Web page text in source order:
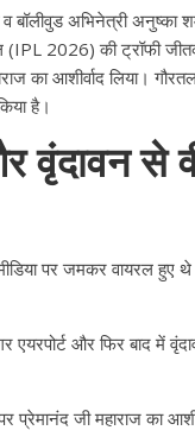
अभिनेत्री अनुष्का
(IPL 2026) की ट्रॉफी
का आशीर्वाद लिया।
है।
वृंदावन से
पर जमकर वायरल
एयरपोर्ट और फिर बाद में
जी महाराज का